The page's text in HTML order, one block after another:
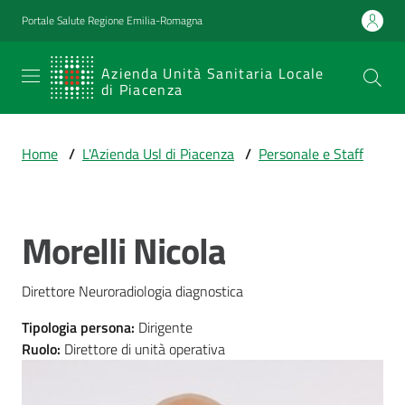
Vai al contenuto
Vai alla navigazione
Vai al footer
Portale Salute Regione Emilia-Romagna
Azienda Unità Sanitaria Locale
di Piacenza
SERVIZIO
SANITARIO
Emilia-
Sanitaria Locale
di Piacenza
Prestazioni
e
Home / L'Azienda Usl di Piacenza / Personale e Staff
Salta al contenuto
Morelli Nicola
Direttore Neuroradiologia diagnostica
Tipologia persona: Dirigente
Ruolo: Direttore di unità operativa